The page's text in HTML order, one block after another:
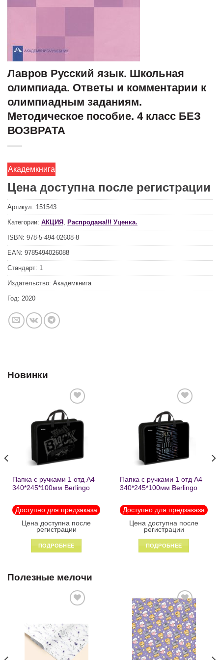
Лавров Русский язык. Школьная
олимпиада. Ответы и комментарии к
олимпиадным заданиям.
Методическое пособие. 4 класс БЕЗ
ВОЗВРАТА
Академкнига
Цена доступна после регистрации
Артикул: 151543
Категории: АКЦИЯ , Распродажа!!! Уценка.
ISBN: 978-5-494-02608-8
EAN: 9785494026088
Стандарт: 1
Издательство: Академкнига
Год: 2020
Новинки
Добавить
в список
желаний
Папка с ручками 1 отд А4
340*245*100мм Berlingo
молнии1246
Доступно для предзаказа
Цена доступна после
регистрации
ПОДРОБНЕЕ
Добавить
в список
желаний
Папка с ручками 1 отд А4
340*245*100мм Berlingo
пластик на молнии 1215
Доступно для предзаказа
Цена доступна после
регистрации
ПОДРОБНЕЕ
Полезные мелочи
желаний
Добавить
в список
желаний